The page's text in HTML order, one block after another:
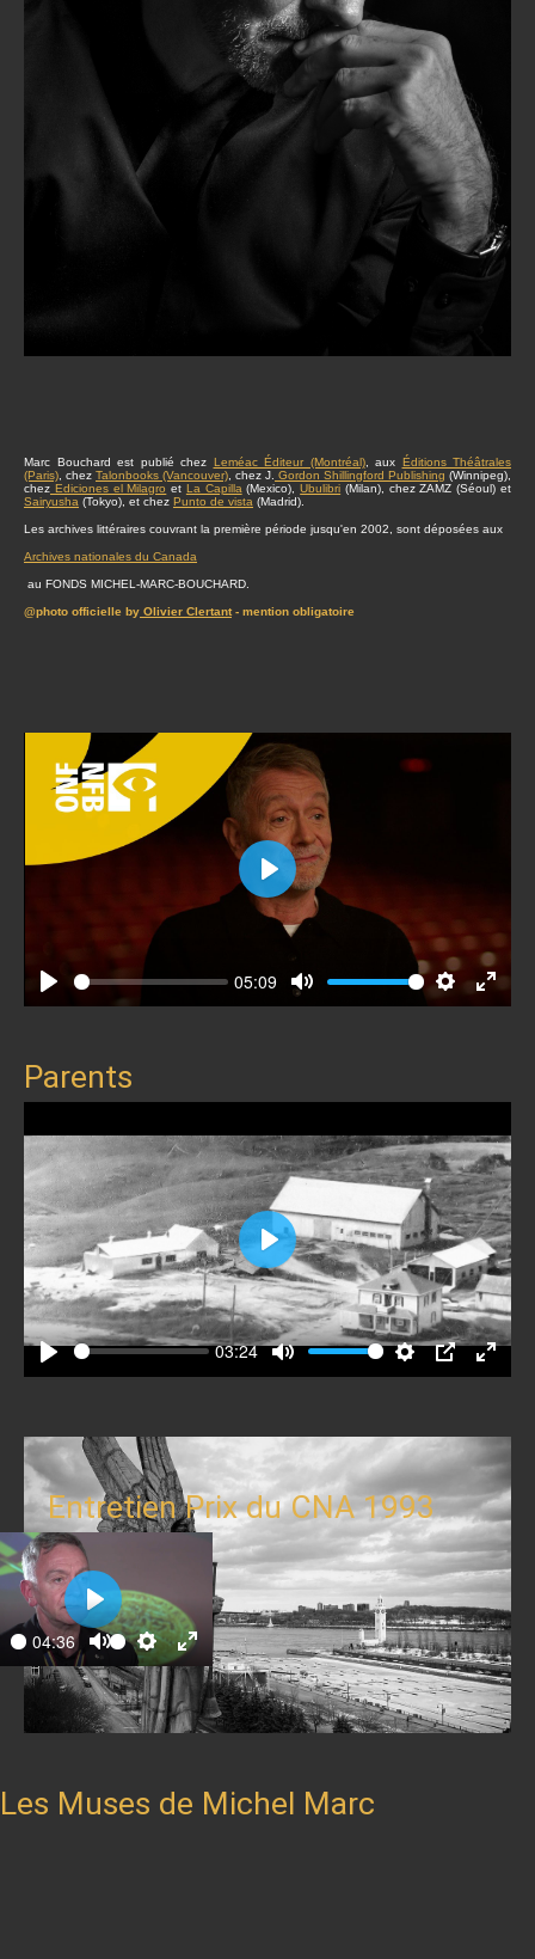
Marc Bouchard est publié chez Leméac Éditeur (Montréal), aux Éditions Théâtrales
(Paris) , chez Talonbooks (Vancouver) , chez J. Gordon Shillingford Publishing (Winnipeg),
chez Ediciones el Milagro et La Capilla (Mexico),Ubulibri (Milan), chez ZAMZ (Séoul) et
Sairyusha (Tokyo), et chez Punto de vista (Madrid).
Les archives littéraires couvrant la première période jusqu'en 2002, sont déposées aux
Archives nationales du Canada
au FONDS MICHEL-MARC-BOUCHARD.
@photo officielle by Olivier Clertant- mention obligatoire
Play
05:09
Mute SettingsEnter
Play
Parents
Play
03:24
Mute SettingsPIP
Enter
Play
Entretien Prix du CNA 1993
04:36
Mute SettingsEnter
fullscreen
Play
Les Muses de Michel Marc